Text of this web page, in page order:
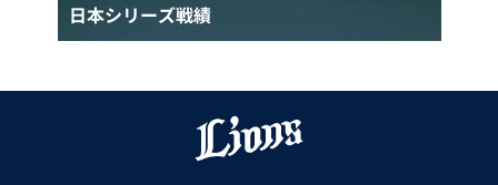
日本シリーズ戦績